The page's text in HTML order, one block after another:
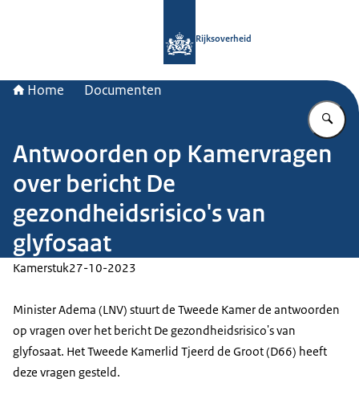
Rijksoverheid
Home Documenten
Antwoorden op Kamervragen
over bericht De
gezondheidsrisico's van
glyfosaat
Kamerstuk27-10-2023
Minister Adema (LNV) stuurt de Tweede Kamer de antwoorden
op vragen over het bericht De gezondheidsrisico's van
glyfosaat. Het Tweede Kamerlid Tjeerd de Groot (D66) heeft
deze vragen gesteld.